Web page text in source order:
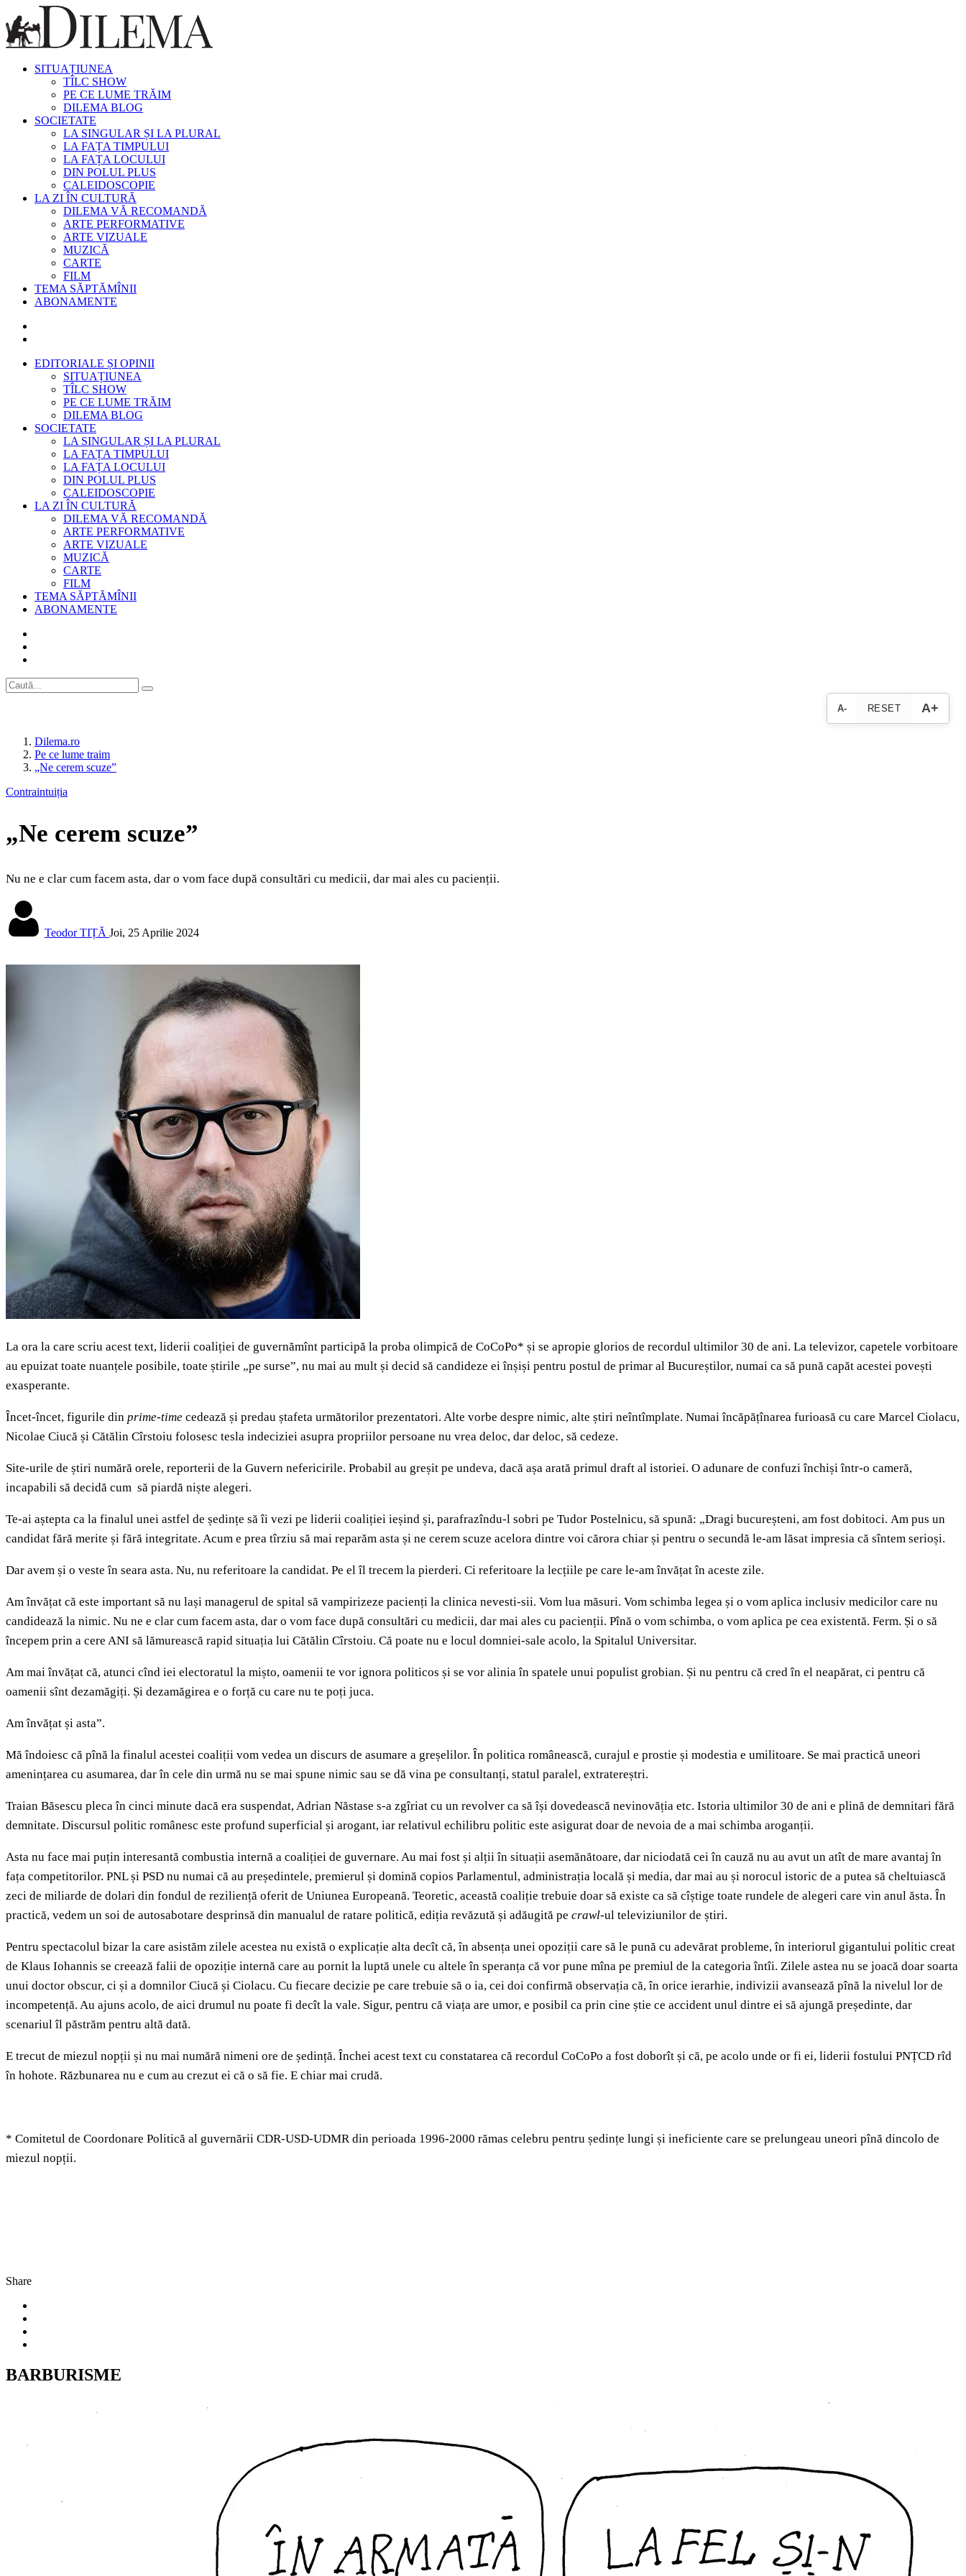
SITUAȚIUNEA
TÎLC SHOW
PE CE LUME TRĂIM
DILEMA BLOG
SOCIETATE
LA SINGULAR ȘI LA PLURAL
LA FAȚA TIMPULUI
LA FAȚA LOCULUI
DIN POLUL PLUS
CALEIDOSCOPIE
LA ZI ÎN CULTURĂ
DILEMA VĂ RECOMANDĂ
ARTE PERFORMATIVE
ARTE VIZUALE
MUZICĂ
CARTE
FILM
TEMA SĂPTĂMÎNII
ABONAMENTE
EDITORIALE ȘI OPINII
SITUAȚIUNEA
TÎLC SHOW
PE CE LUME TRĂIM
DILEMA BLOG
SOCIETATE
LA SINGULAR ȘI LA PLURAL
LA FAȚA TIMPULUI
LA FAȚA LOCULUI
DIN POLUL PLUS
CALEIDOSCOPIE
LA ZI ÎN CULTURĂ
DILEMA VĂ RECOMANDĂ
ARTE PERFORMATIVE
ARTE VIZUALE
MUZICĂ
CARTE
FILM
TEMA SĂPTĂMÎNII
ABONAMENTE
A- RESET A+
Dilema.ro
Pe ce lume traim
„Ne cerem scuze”
Contraintuiția
„Ne cerem scuze”
Nu ne e clar cum facem asta, dar o vom face după consultări cu medicii, dar mai ales cu pacienții.
Teodor TIȚĂ Joi, 25 Aprilie 2024
La ora la care scriu acest text, liderii coaliției de guvernămînt participă la proba olimpică de CoCoPo* și se apropie glorios de recordul ultimilor 30 de ani. La televizor, capetele vorbitoare
au epuizat toate nuanțele posibile, toate știrile „pe surse”, nu mai au mult și decid să candideze ei înșiși pentru postul de primar al Bucureștilor, numai ca să pună capăt acestei povești
exasperante.
Încet-încet, figurile din prime-time cedează și predau ștafeta următorilor prezentatori. Alte vorbe despre nimic, alte știri neîntîmplate. Numai încăpățînarea furioasă cu care Marcel Ciolacu,
Nicolae Ciucă și Cătălin Cîrstoiu folosesc tesla indeciziei asupra propriilor persoane nu vrea deloc, dar deloc, să cedeze.
Site-urile de știri numără orele, reporterii de la Guvern nefericirile. Probabil au greșit pe undeva, dacă așa arată primul draft al istoriei. O adunare de confuzi închiși într-o cameră,
incapabili să decidă cum să piardă niște alegeri.
Te-ai aștepta ca la finalul unei astfel de ședințe să îi vezi pe liderii coaliției ieșind și, parafrazîndu-l sobri pe Tudor Postelnicu, să spună: „Dragi bucureșteni, am fost dobitoci. Am pus un
candidat fără merite și fără integritate. Acum e prea tîrziu să mai reparăm asta și ne cerem scuze acelora dintre voi cărora chiar și pentru o secundă le-am lăsat impresia că sîntem serioși.
Dar avem și o veste în seara asta. Nu, nu referitoare la candidat. Pe el îl trecem la pierderi. Ci referitoare la lecțiile pe care le-am învățat în aceste zile.
Am învățat că este important să nu lași managerul de spital să vampirizeze pacienți la clinica nevesti-sii. Vom lua măsuri. Vom schimba legea și o vom aplica inclusiv medicilor care nu
candidează la nimic. Nu ne e clar cum facem asta, dar o vom face după consultări cu medicii, dar mai ales cu pacienții. Pînă o vom schimba, o vom aplica pe cea existentă. Ferm. Și o să
începem prin a cere ANI să lămurească rapid situația lui Cătălin Cîrstoiu. Că poate nu e locul domniei-sale acolo, la Spitalul Universitar.
Am mai învățat că, atunci cînd iei electoratul la mișto, oamenii te vor ignora politicos și se vor alinia în spatele unui populist grobian. Și nu pentru că cred în el neapărat, ci pentru că
oamenii sînt dezamăgiți. Și dezamăgirea e o forță cu care nu te poți juca.
Am învățat și asta”.
Mă îndoiesc că pînă la finalul acestei coaliții vom vedea un discurs de asumare a greșelilor. În politica românească, curajul e prostie și modestia e umilitoare. Se mai practică uneori
amenințarea cu asumarea, dar în cele din urmă nu se mai spune nimic sau se dă vina pe consultanți, statul paralel, extratereștri.
Traian Băsescu pleca în cinci minute dacă era suspendat, Adrian Năstase s-a zgîriat cu un revolver ca să își dovedească nevinovăția etc. Istoria ultimilor 30 de ani e plină de demnitari fără
demnitate. Discursul politic românesc este profund superficial și arogant, iar relativul echilibru politic este asigurat doar de nevoia de a mai schimba aroganții.
Asta nu face mai puțin interesantă combustia internă a coaliției de guvernare. Au mai fost și alții în situații asemănătoare, dar niciodată cei în cauză nu au avut un atît de mare avantaj în
fața competitorilor. PNL și PSD nu numai că au președintele, premierul și domină copios Parlamentul, administrația locală și media, dar mai au și norocul istoric de a putea să cheltuiască
zeci de miliarde de dolari din fondul de reziliență oferit de Uniunea Europeană. Teoretic, această coaliție trebuie doar să existe ca să cîștige toate rundele de alegeri care vin anul ăsta. În
practică, vedem un soi de autosabotare desprinsă din manualul de ratare politică, ediția revăzută și adăugită pe crawl-ul televiziunilor de știri.
Pentru spectacolul bizar la care asistăm zilele acestea nu există o explicație alta decît că, în absența unei opoziții care să le pună cu adevărat probleme, în interiorul gigantului politic creat
de Klaus Iohannis se creează falii de opoziție internă care au pornit la luptă unele cu altele în speranța că vor pune mîna pe premiul de la categoria întîi. Zilele astea nu se joacă doar soarta
unui doctor obscur, ci și a domnilor Ciucă și Ciolacu. Cu fiecare decizie pe care trebuie să o ia, cei doi confirmă observația că, în orice ierarhie, indivizii avansează pînă la nivelul lor de
incompetență. Au ajuns acolo, de aici drumul nu poate fi decît la vale. Sigur, pentru că viața are umor, e posibil ca prin cine știe ce accident unul dintre ei să ajungă președinte, dar
scenariul îl păstrăm pentru altă dată.
E trecut de miezul nopții și nu mai numără nimeni ore de ședință. Închei acest text cu constatarea că recordul CoCoPo a fost doborît și că, pe acolo unde or fi ei, liderii fostului PNȚCD rîd
în hohote. Răzbunarea nu e cum au crezut ei că o să fie. E chiar mai crudă.
* Comitetul de Coordonare Politică al guvernării CDR-USD-UDMR din perioada 1996-2000 rămas celebru pentru ședințe lungi și ineficiente care se prelungeau uneori pînă dincolo de
miezul nopții.
Share
BARBURISME